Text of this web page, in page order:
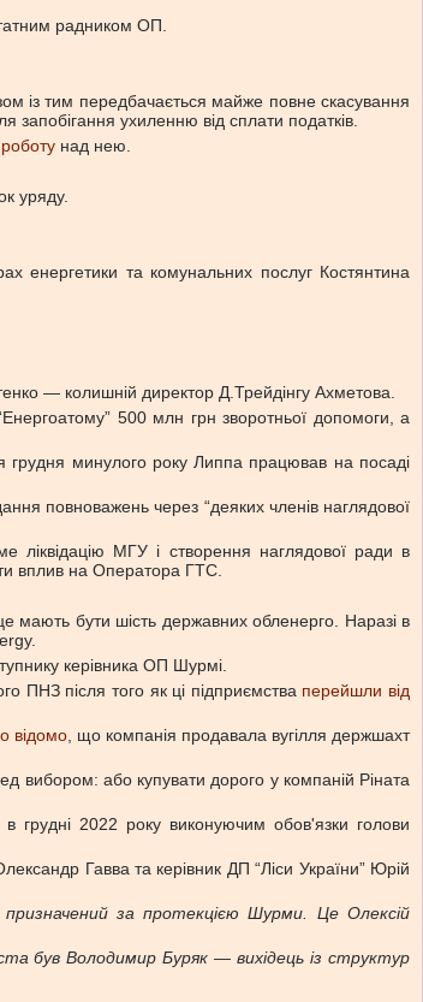
радником ОП.
із тим передбачається майже повне скасування
запобігання ухиленню від сплати податків.
над нею.
уряду.
енергетики та комунальних послуг Костянтина
— колишній директор Д.Трейдінгу Ахметова.
500 млн грн зворотньої допомоги, а
грудня минулого року Липпа працював на посаді
повноважень через “деяких членів наглядової
ліквідацію МГУ і створення наглядової ради в
вплив на Оператора ГТС.
мають бути шість державних обленерго. Наразі в
керівника ОП Шурмі.
ПНЗ після того як ці підприємства перейшли від
відомо, що компанія продавала вугілля держшахт
вибором: або купувати дорого у компаній Ріната
грудні 2022 року виконуючим обов'язки голови
Гавва та керівник ДП “Ліси України” Юрій
призначений за протекцією Шурми. Це Олексій
був Володимир Буряк — вихідець із структур